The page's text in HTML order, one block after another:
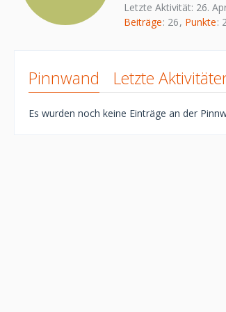
Letzte Aktivität: 26.
Beiträge 26 Punkte
Pinnwand Letzte
Es wurden noch keine Einträge an der